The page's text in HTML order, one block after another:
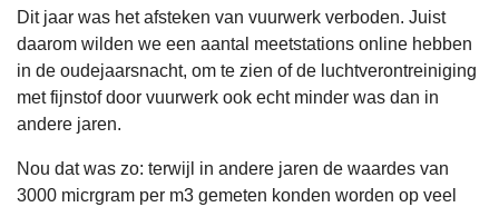
Dit jaar was het afsteken van vuurwerk verboden. Juist
daarom wilden we een aantal meetstations online hebben
in de oudejaarsnacht, om te zien of de luchtverontreiniging
met fijnstof door vuurwerk ook echt minder was dan in
andere jaren.
Nou dat was zo: terwijl in andere jaren de waardes van
3000 micrgram per m3 gemeten konden worden op veel